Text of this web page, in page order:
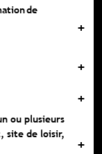
de
ou plusieurs
site de loisir,